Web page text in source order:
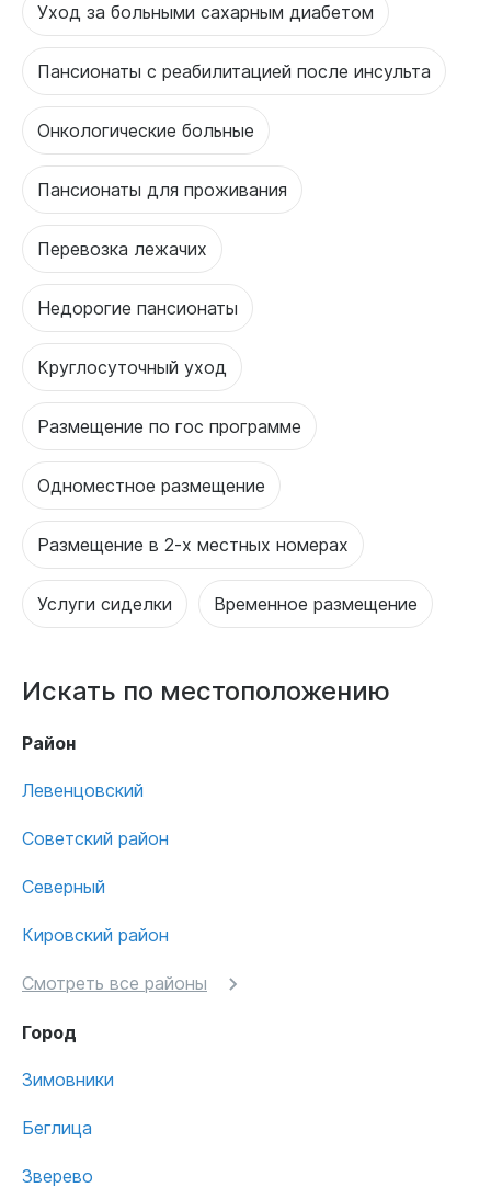
Уход за больными сахарным диабетом
Пансионаты с реабилитацией после инсульта
Онкологические больные
Пансионаты для проживания
Перевозка лежачих
Недорогие пансионаты
Круглосуточный уход
Размещение по гос программе
Одноместное размещение
Размещение в 2-х местных номерах
Услуги сиделки Временное размещение
Искать по местоположению
Район
Левенцовский
Советский район
Северный
Кировский район
Смотреть все районы
Город
Зимовники
Беглица
Зверево